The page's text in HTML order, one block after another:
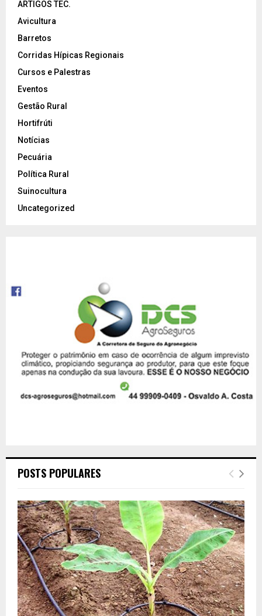
ARTIGOS TEC.
Avicultura
Barretos
Corridas Hípicas Regionais
Cursos e Palestras
Eventos
Gestão Rural
Hortifrúti
Notícias
Pecuária
Política Rural
Suinocultura
Uncategorized
POSTS POPULARES